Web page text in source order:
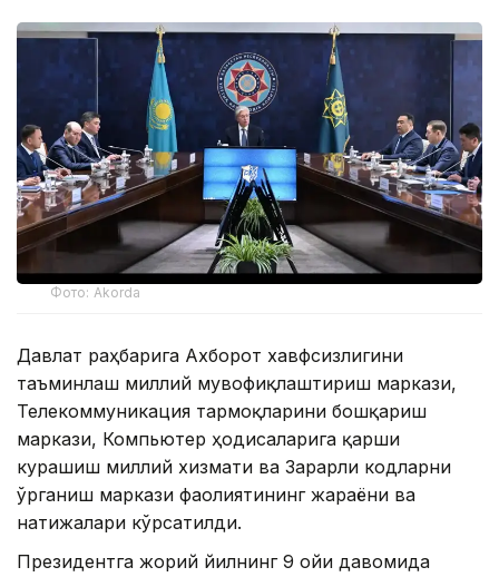
Фото: Akorda
Давлат раҳбарига Ахборот хавфсизлигини
таъминлаш миллий мувофиқлаштириш маркази,
Телекоммуникация тармоқларини бошқариш
маркази, Компьютер ҳодисаларига қарши
курашиш миллий хизмати ва Зарарли кодларни
ўрганиш маркази фаолиятининг жараёни ва
натижалари кўрсатилди.
Президентга жорий йилнинг 9 ойи давомида